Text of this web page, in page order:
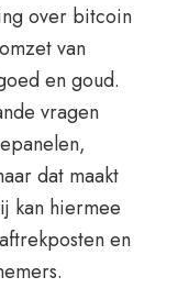
over bitcoin
van
en goud.
vragen
dat maakt
kan hiermee
en